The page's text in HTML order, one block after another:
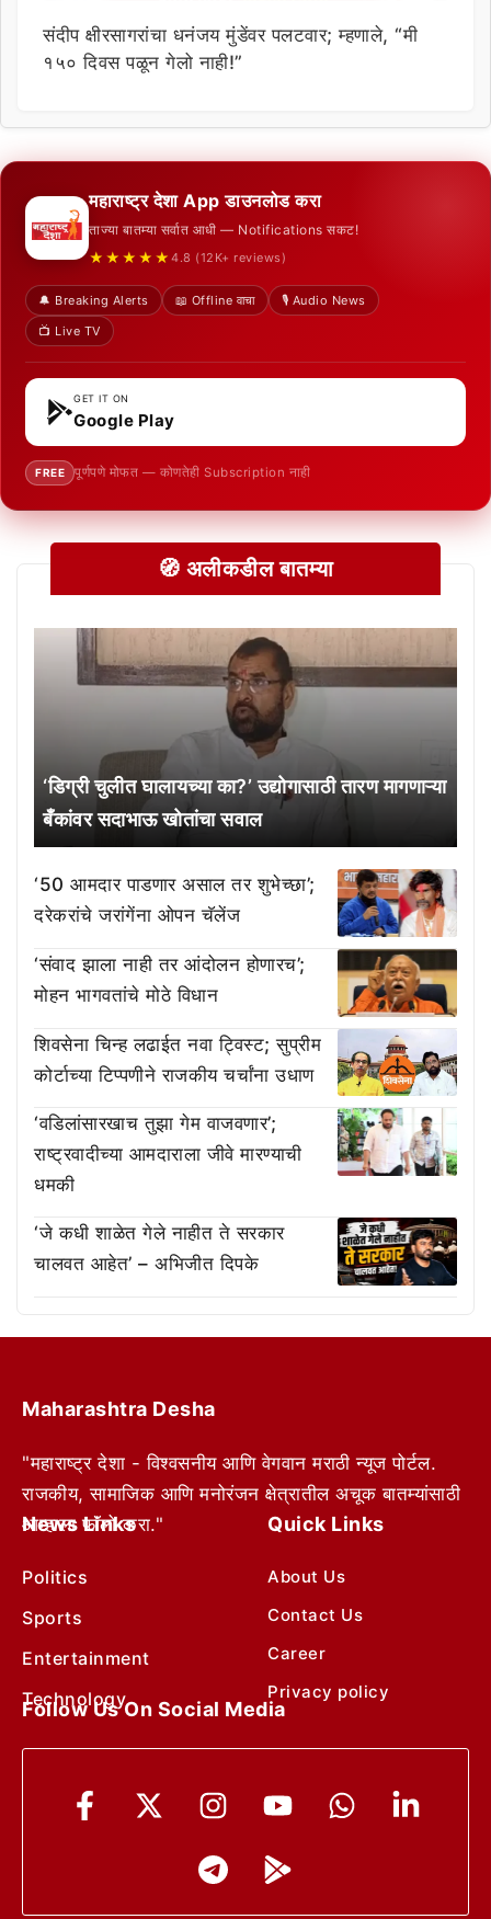
संदीप क्षीरसागरांचा धनंजय मुंडेंवर पलटवार; म्हणाले, “मी
१५० दिवस पळून गेलो नाही!”
महाराष्ट्र देशा App डाउनलोड करा
ताज्या बातम्या सर्वात आधी — Notifications सकट!
★★★★★ 4.8 (12K+ reviews)
🔔 Breaking Alerts 📖 Offline वाचा
🎙️ Audio News
📺 Live TV
GET IT ON
Google Play
FREE पूर्णपणे मोफत — कोणतेही Subscription नाही
🧭 अलीकडील बातम्या
‘डिग्री चुलीत घालायच्या का?’ उद्योगासाठी तारण मागणाऱ्या
बँकांवर सदाभाऊ खोतांचा सवाल
‘50 आमदार पाडणार असाल तर शुभेच्छा’;
दरेकरांचे जरांगेंना ओपन चॅलेंज
‘संवाद झाला नाही तर आंदोलन होणारच’;
मोहन भागवतांचे मोठे विधान
शिवसेना चिन्ह लढाईत नवा ट्विस्ट; सुप्रीम
कोर्टाच्या टिप्पणीने राजकीय चर्चांना उधाण
‘वडिलांसारखाच तुझा गेम वाजवणार’;
राष्ट्रवादीच्या आमदाराला जीवे मारण्याची
धमकी
‘जे कधी शाळेत गेले नाहीत ते सरकार
चालवत आहेत’ – अभिजीत दिपके
Maharashtra Desha
"महाराष्ट्र देशा - विश्वसनीय आणि वेगवान मराठी न्यूज पोर्टल.
राजकीय, सामाजिक आणि मनोरंजन क्षेत्रातील अचूक बातम्यांसाठी
आम्हाला फॉलो करा."
News Links
Politics
Sports
Entertainment
Technology
Quick Links
About Us
Contact Us
Career
Privacy policy
Follow Us On Social Media